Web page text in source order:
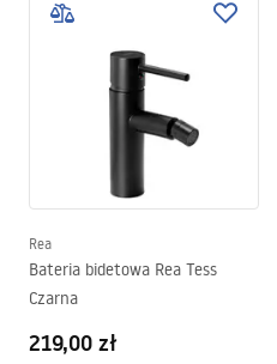
Rea
Bateria bidetowa Rea Tess
Czarna
219,00 zł